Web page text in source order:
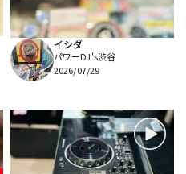
楽器アクセサリ
ヴィンテージ
イシダ
パワーDJ's渋谷
2026/07/29